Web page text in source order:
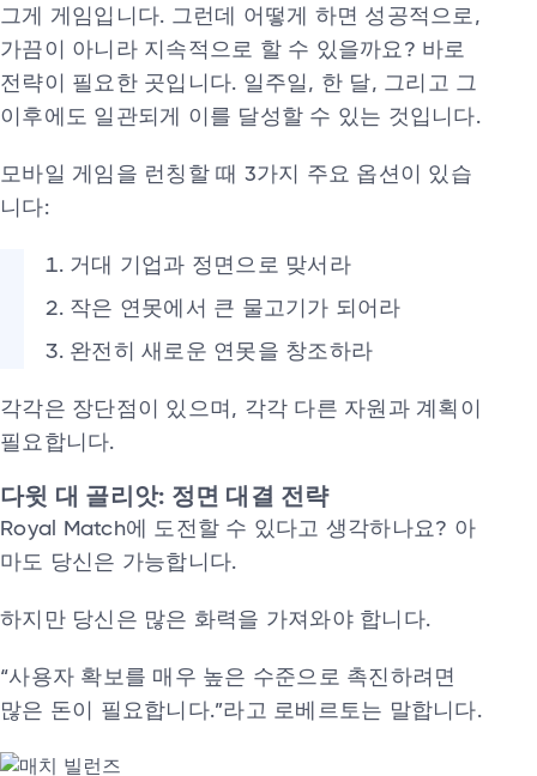
그게 게임입니다. 그런데 어떻게 하면 성공적으로,
가끔이 아니라 지속적으로 할 수 있을까요? 바로
전략이 필요한 곳입니다. 일주일, 한 달, 그리고 그
이후에도 일관되게 이를 달성할 수 있는 것입니다.
모바일 게임을 런칭할 때 3가지 주요 옵션이 있습
니다:
거대 기업과 정면으로 맞서라
작은 연못에서 큰 물고기가 되어라
완전히 새로운 연못을 창조하라
각각은 장단점이 있으며, 각각 다른 자원과 계획이
필요합니다.
다윗 대 골리앗: 정면 대결 전략
Royal Match에 도전할 수 있다고 생각하나요? 아
마도 당신은 가능합니다.
하지만 당신은 많은 화력을 가져와야 합니다.
“사용자 확보를 매우 높은 수준으로 촉진하려면
많은 돈이 필요합니다.”라고 로베르토는 말합니다.